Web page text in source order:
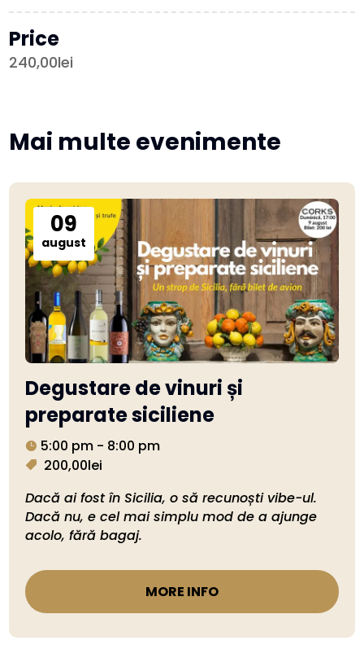
Price
240,00lei
Mai multe evenimente
09
august
Degustare de vinuri și
preparate siciliene
5:00 pm - 8:00 pm
200,00lei
Dacă ai fost în Sicilia, o să recunoști vibe-ul.
Dacă nu, e cel mai simplu mod de a ajunge
acolo, fără bagaj.
MORE INFO